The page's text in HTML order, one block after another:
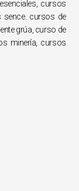
cursos
cursos de
grúa, curso de
minería, cursos